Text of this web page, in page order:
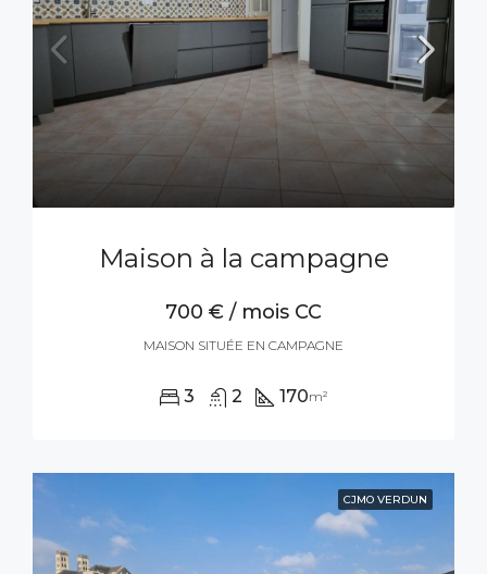
Maison à la campagne
700 € / mois CC
MAISON SITUÉE EN CAMPAGNE
3 2 170m²
CJMO VERDUN